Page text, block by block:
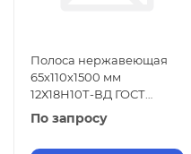
Полоса нержавеющая
65х110х1500 мм
12Х18Н10Т-ВД ГОСТ
18968-73
По запросу